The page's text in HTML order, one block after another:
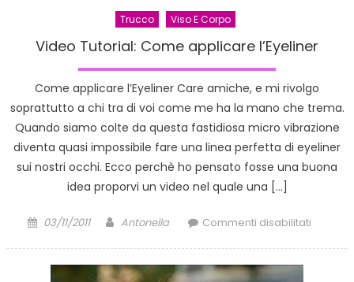
Trucco Viso E Corpo
Video Tutorial: Come applicare l’Eyeliner
Come applicare l’Eyeliner Care amiche, e mi rivolgo
soprattutto a chi tra di voi come me ha la mano che trema.
Quando siamo colte da questa fastidiosa micro vibrazione
diventa quasi impossibile fare una linea perfetta di eyeliner
sui nostri occhi. Ecco perchè ho pensato fosse una buona
idea proporvi un video nel quale una […]
Posted
03/11/2011 Author
Antonella Commenti disabilitatisu